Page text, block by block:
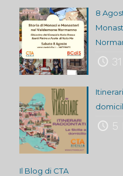
8
5
Il Blog di CTA